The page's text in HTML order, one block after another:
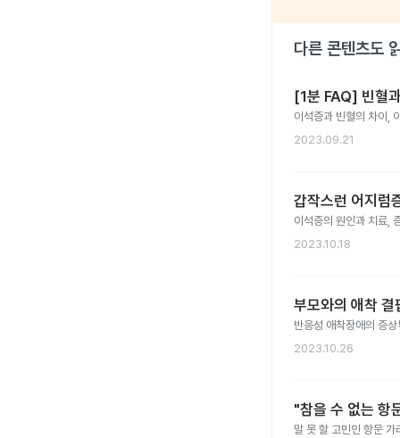
다른 콘텐츠도
[1분 FAQ] 빈혈
이석증과 빈혈의 차이,
2023.09.21
갑작스런 어지럼
이석증의 원인과 치료,
2023.10.18
부모와의 애착
반응성 애착장애의 증
2023.10.26
"참을 수 없는 항
말 못 할 고민인 항문